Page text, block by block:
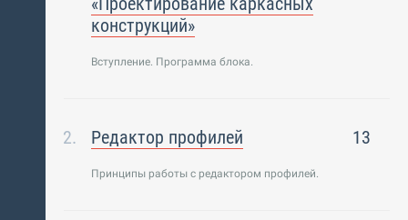
конструкций»
Вступление. Программа блока.
Редактор профилей 13
Принципы работы с редактором профилей.